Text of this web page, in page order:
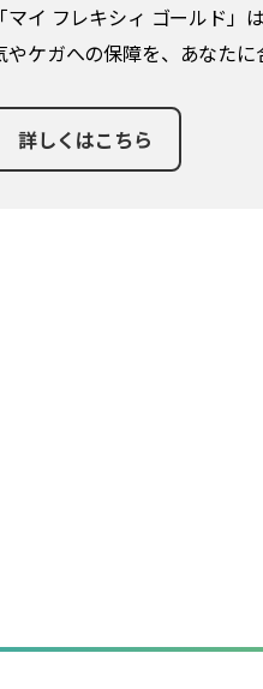
「マイ フレキシィ ゴールド
やケガへの保障を、あなたに
詳しくはこちら